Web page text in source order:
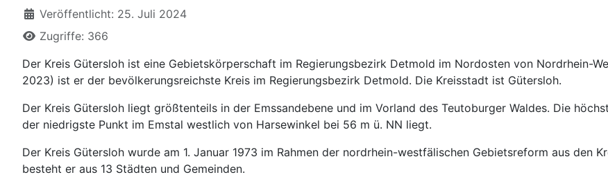
Veröffentlicht: 25. Juli 2024
Zugriffe: 366
Der Kreis Gütersloh ist eine Gebietskörperschaft im Regierungsbezirk Detmold im Nordosten von Nordrhein-
2023) ist er der bevölkerungsreichste Kreis im Regierungsbezirk Detmold. Die Kreisstadt ist Gütersloh.
Der Kreis Gütersloh liegt größtenteils in der Emssandebene und im Vorland des Teutoburger Waldes. Die
der niedrigste Punkt im Emstal westlich von Harsewinkel bei 56 m ü. NN liegt.
Der Kreis Gütersloh wurde am 1. Januar 1973 im Rahmen der nordrhein-westfälischen Gebietsreform aus den
besteht er aus 13 Städten und Gemeinden.